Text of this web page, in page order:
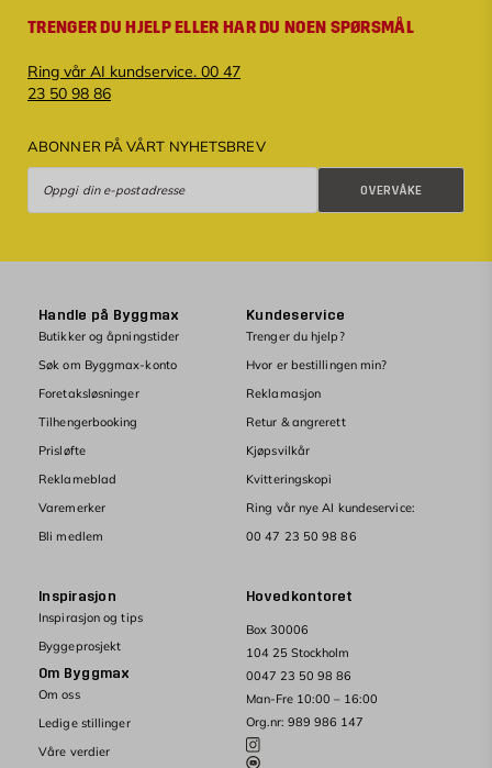
TRENGER DU HJELP ELLER HAR DU NOEN SPØRSMÅL
Ring vår AI kundservice. 00 47
23 50 98 86
ABONNER PÅ VÅRT NYHETSBREV
OVERVÅKE
Hovedkontoret
Box 30006
104 25 Stockholm
0047 23 50 98 86
Man-Fre 10:00 – 16:00
Org.nr: 989 986 147
Handle på Byggmax
Butikker og åpningstider
Søk om Byggmax-konto
Foretaksløsninger
Tilhengerbooking
Prisløfte
Reklameblad
Varemerker
Bli medlem
Kundeservice
Trenger du hjelp?
Hvor er bestillingen min?
Reklamasjon
Retur & angrerett
Kjøpsvilkår
Kvitteringskopi
Ring vår nye AI kundeservice:
00 47 23 50 98 86
Inspirasjon
Inspirasjon og tips
Byggeprosjekt
Om Byggmax
Om oss
Ledige stillinger
Våre verdier